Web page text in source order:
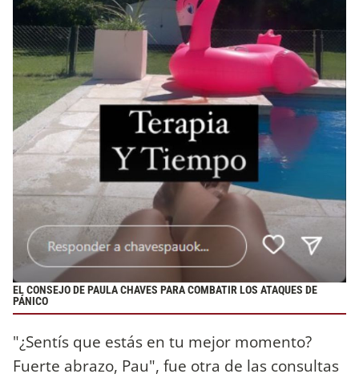
EL CONSEJO DE PAULA CHAVES PARA COMBATIR LOS ATAQUES DE
PÁNICO
"¿Sentís que estás en tu mejor momento?
Fuerte abrazo, Pau", fue otra de las consultas